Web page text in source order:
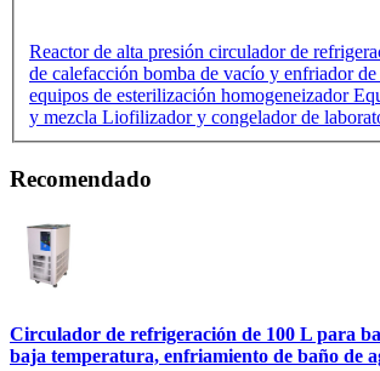
Reactor de alta presión circulador de
de calefacción bomba de vacío y enfriador
equipos de esterilización homogeneizador
y mezcla Liofilizador y congelador de
Recomendado
Circulador de refrigeración de 100 L para
baja temperatura, enfriamiento de baño de